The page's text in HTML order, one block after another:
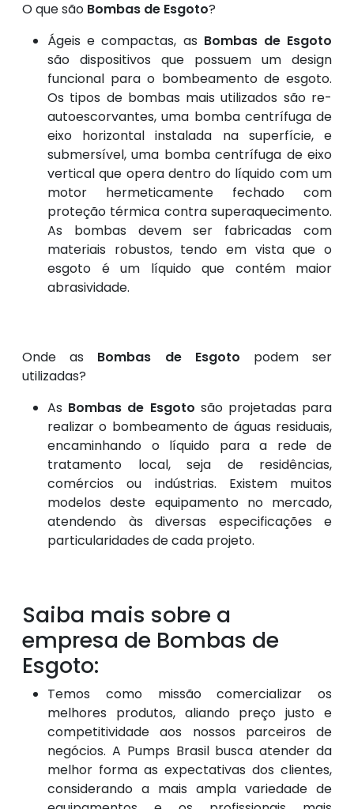
O que são Bombas de Esgoto?
Ágeis e compactas, as Bombas de Esgoto
são dispositivos que possuem um design
funcional para o bombeamento de esgoto.
Os tipos de bombas mais utilizados são re-
autoescorvantes, uma bomba centrífuga de
eixo horizontal instalada na superfície, e
submersível, uma bomba centrífuga de eixo
vertical que opera dentro do líquido com um
motor hermeticamente fechado com
proteção térmica contra superaquecimento.
As bombas devem ser fabricadas com
materiais robustos, tendo em vista que o
esgoto é um líquido que contém maior
abrasividade.
Onde as Bombas de Esgoto podem ser
utilizadas?
As Bombas de Esgoto são projetadas para
realizar o bombeamento de águas residuais,
encaminhando o líquido para a rede de
tratamento local, seja de residências,
comércios ou indústrias. Existem muitos
modelos deste equipamento no mercado,
atendendo às diversas especificações e
particularidades de cada projeto.
Saiba mais sobre a
empresa de Bombas de
Esgoto:
Temos como missão comercializar os
melhores produtos, aliando preço justo e
competitividade aos nossos parceiros de
negócios. A Pumps Brasil busca atender da
melhor forma as expectativas dos clientes,
considerando a mais ampla variedade de